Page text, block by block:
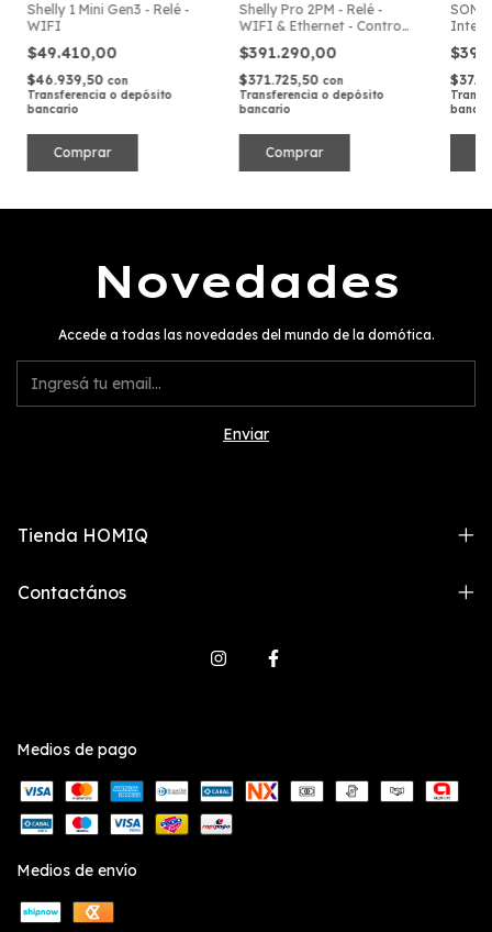
Shelly 1 Mini Gen3 - Relé -
WIFI
$49.410,00
$46.939,50 con
Transferencia o depósito
bancario
Shelly Pro 2PM - Relé -
WIFI & Ethernet - Control
Profesional para
Domótica
$391.290,00
$371.725,50 con
Transferencia o depósito
bancario
Novedades
Accede a todas las novedades del mundo de la domótica.
Tienda HOMIQ
Contactános
Medios de pago
Medios de envío